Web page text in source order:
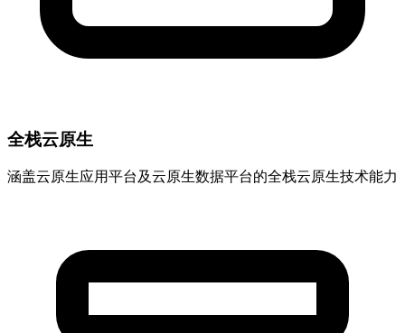
全栈云原生
涵盖云原生应用平台及云原生数据平台的全栈云原生技术能力